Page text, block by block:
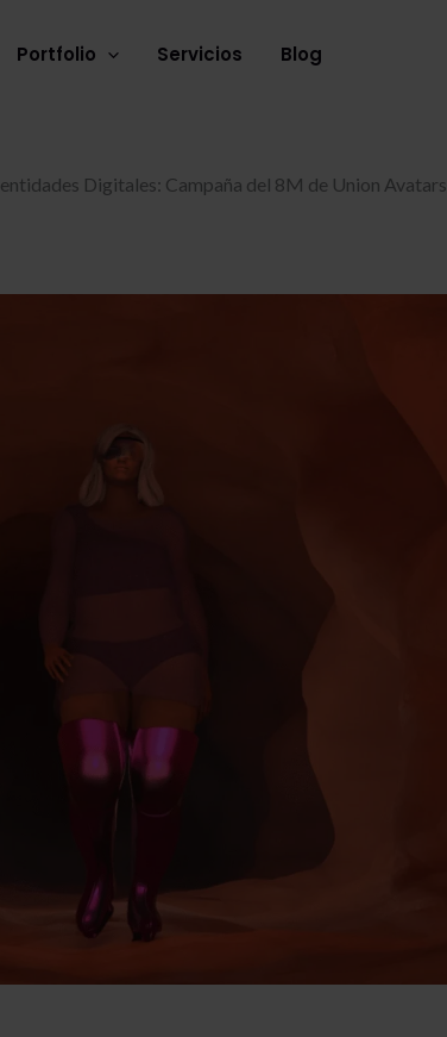
Portfolio Servicios Blog
Digitales: Campaña del 8M de Union Avatars